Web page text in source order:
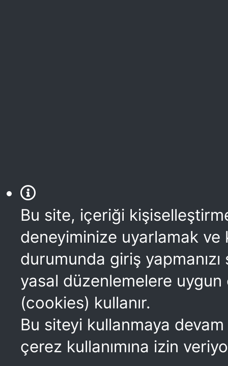
Bu site, içeriği
deneyiminize uyarlamak ve
durumunda giriş
yasal düzenlemelere
(cookies) kullanır.
Bu siteyi kullanmaya
çerez kullanımına izin